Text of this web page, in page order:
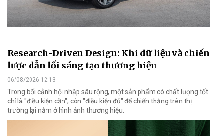
Research-Driven Design: Khi dữ liệu và chiến
lược dẫn lối sáng tạo thương hiệu
06/08/2026 12:13
Trong bối cảnh hội nhập sâu rộng, một sản phẩm có chất lượng tốt
chỉ là "điều kiện cần", còn "điều kiện đủ" để chiến thắng trên thị
trường lại nằm ở hình ảnh thương hiệu.